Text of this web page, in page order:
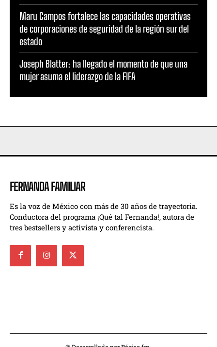
Maru Campos fortalece las capacidades operativas
de corporaciones de seguridad de la región sur del
estado
Joseph Blatter: ha llegado el momento de que una
mujer asuma el liderazgo de la FIFA
FERNANDA FAMILIAR
Es la voz de México con más de 30 años de trayectoria.
Conductora del programa ¡Qué tal Fernanda!, autora de
tres bestsellers y activista y conferencista.